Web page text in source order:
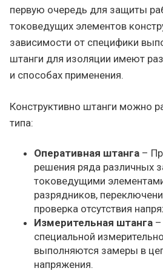
первую очередь для защиты
токоведущих элементов
зависимости от специфики
штанги для изоляции имеют
и способах применения.
Конструктивно штанги можно
типа:
Оперативная штанга –
решения ряда различных
токоведущими
разрядников,
проверка отсутствия
Измерительная штанга
специальной
выполняются замеры в
напряжения.